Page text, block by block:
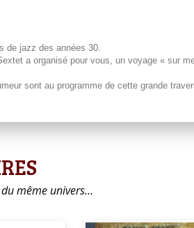
de jazz des années 30.
a organisé pour vous, un voyage « sur
sont au programme de cette grande
même univers…